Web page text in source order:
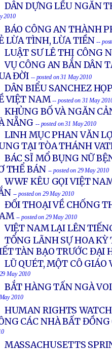
DÂN DỰNG LỀU NGĂN
2010
BÁO CÔNG AN THÀNH
LỪA TÌNH, LỪA TIỀN --
LUẬT SƯ LÊ THỊ CÔNG
VỤ CÔNG AN BẮN DÂN
ĐỜI -- posted on 31 May 2010
DÂN BIỂU SANCHEZ
VIỆT NAM -- posted on 31 May
KHỦNG BỐ VÀ NGĂN
NẴNG -- posted on 31 May 2010
LINH MỤC PHAN VĂN
TẠI TÒA THÁNH
BÁC SĨ MỔ BỤNG NỮ
THỂ BÁN -- posted on 29 May 2010
WWF KÊU GỌI VIỆT
-- posted on 29 May 2010
ĐỐI THOẠI VỀ CHỐNG
-- posted on 29 May 2010
VIỆT NAM LẠI LÊN
TỔNG LÃNH SỰ HOA
TÀN BẠO TRƯỚC ĐẠI
LŨ QUÉT, MỘT CÔ
May 2010
BẮT HÀNG TẤN NGÀ
2010
HUMAN RIGHTS
CÁC NHÀ BẤT
MASSACHUSETTS